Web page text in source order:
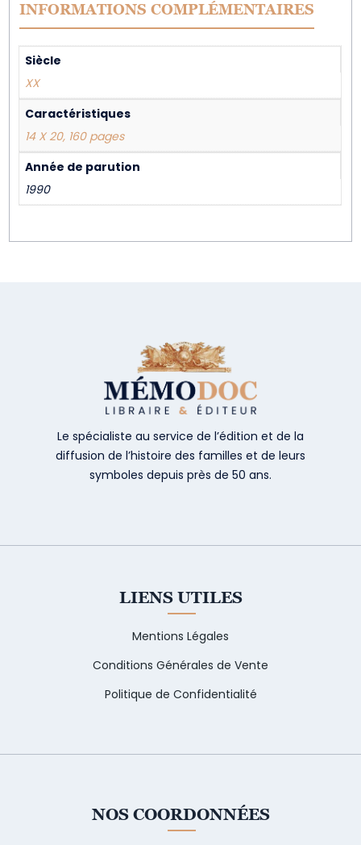
INFORMATIONS COMPLÉMENTAIRES
Siècle
XX
Caractéristiques
14 X 20, 160 pages
Année de parution
1990
Le spécialiste au service de l’édition et de la
diffusion de l’histoire des familles et de leurs
symboles depuis près de 50 ans.
LIENS UTILES
Mentions Légales
Conditions Générales de Vente
Politique de Confidentialité
NOS COORDONNÉES